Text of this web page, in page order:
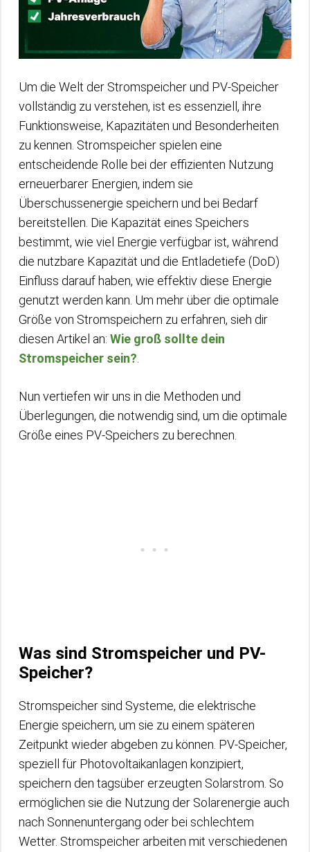
Um die Welt der Stromspeicher und PV-Speicher
vollständig zu verstehen, ist es essenziell, ihre
Funktionsweise, Kapazitäten und Besonderheiten
zu kennen. Stromspeicher spielen eine
entscheidende Rolle bei der effizienten Nutzung
erneuerbarer Energien, indem sie
Überschussenergie speichern und bei Bedarf
bereitstellen. Die Kapazität eines Speichers
bestimmt, wie viel Energie verfügbar ist, während
die nutzbare Kapazität und die Entladetiefe (DoD)
Einfluss darauf haben, wie effektiv diese Energie
genutzt werden kann. Um mehr über die optimale
Größe von Stromspeichern zu erfahren, sieh dir
diesen Artikel an: Wie groß sollte dein
Stromspeicher sein?
Nun vertiefen wir uns in die Methoden und
Überlegungen, die notwendig sind, um die optimale
Größe eines PV-Speichers zu berechnen.
Was sind Stromspeicher und PV-
Speicher?
Stromspeicher sind Systeme, die elektrische
Energie speichern, um sie zu einem späteren
Zeitpunkt wieder abgeben zu können. PV-Speicher,
speziell für Photovoltaikanlagen konzipiert,
speichern den tagsüber erzeugten Solarstrom. So
ermöglichen sie die Nutzung der Solarenergie auch
nach Sonnenuntergang oder bei schlechtem
Wetter. Stromspeicher arbeiten mit verschiedenen